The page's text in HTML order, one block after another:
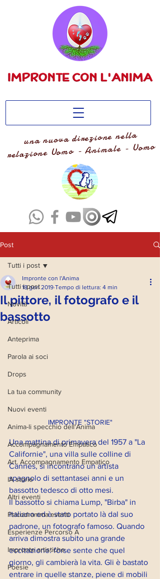
una nuova direzione nella
relazione Uomo - Animale - Uomo
Post
Tutti i post
Novità
Articoli
Anteprima
Parola ai soci
Drops
La tua community
Nuovi eventi
Anima-li specchio dell'Anima
Accompagnamento Empatico
Art. Accompagnamento Empatico
IA storie
Altri eventi
Psicodramma eventi
Esperienze Percorso A
Impronte artistiche
Poesie
Tutti i post
Il pittore, il fotografo e il
bassotto
Impronte con l'Anima
18 gen 2019 Tempo di lettura: 4 min
IMPRONTE "STORIE"
Una mattina di primavera del 1957 a "La
Californie", una villa sulle colline di
Cannes, si incontrano un artista
spagnolo di settantasei anni e un
bassotto tedesco di otto mesi.
Il bassotto si chiama Lump, "Birba" in
italiano ed è stato portato là dal suo
padrone, un fotografo famoso. Quando
arriva dimostra subito una grande
eccitazione: forse sente che quel
giorno, gli cambierà la vita. Gli è bastato
entrare in quelle stanze, piene di mobili